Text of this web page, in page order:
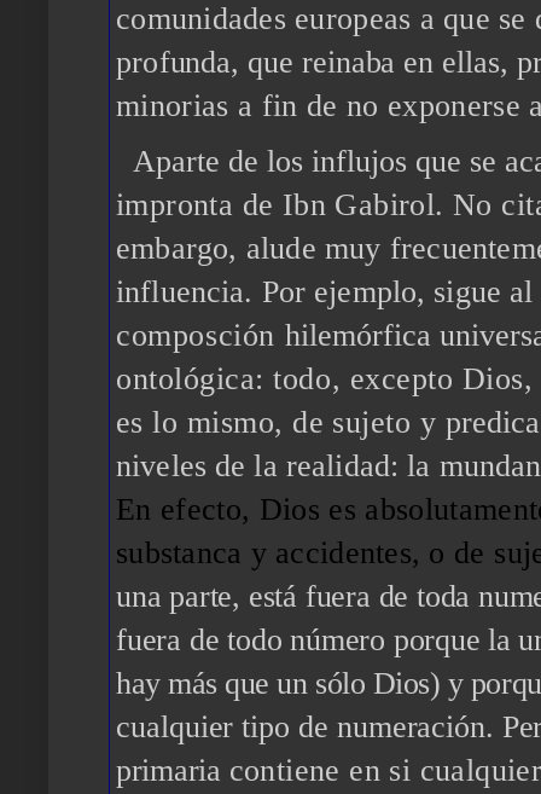
comunidades europeas a que se
profunda, que reinaba en ellas,
minorias a fin de no exponerse
Aparte de los influjos que se
impronta de Ibn Gabirol. No
embargo, alude muy
influencia. Por ejemplo, sigue
composción hilemórfica
ontológica: todo, excepto
es lo mismo, de sujeto y
niveles de la realidad: la
En efecto, Dios es
substanca y accidentes, o de
una parte, está fuera de toda
fuera de todo número porque la
hay más que un sólo Dios) y
cualquier tipo de numeración.
primaria contiene en si